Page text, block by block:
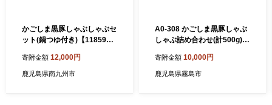
かごしま黒豚しゃぶしゃぶセ
ット(鍋つゆ付き)【118596
寄附金額 12,000円
鹿児島県南九州市
A0-308 かごしま黒豚しゃぶ
しゃぶ詰め合わせ(計500g)
寄附金額 10,000円
鹿児島県霧島市